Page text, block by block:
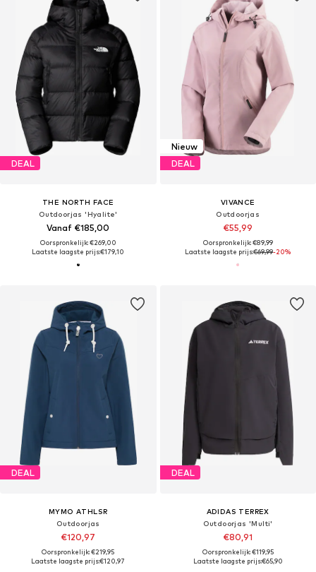
DEAL
THE NORTH FACE
Outdoorjas 'Hyalite'
Vanaf €185,00
Oorspronkelijk: €269,00
Laatste laagste prijs:€179,10
Nieuw
DEAL
VIVANCE
Outdoorjas
€55,99
Oorspronkelijk: €89,99
Laatste laagste prijs:€69,99-20%
DEAL
MYMO ATHLSR
Outdoorjas
€120,97
Oorspronkelijk: €219,95
Laatste laagste prijs:€120,97
DEAL
ADIDAS TERREX
Outdoorjas 'Multi'
€80,91
Oorspronkelijk: €119,95
Laatste laagste prijs:€65,90